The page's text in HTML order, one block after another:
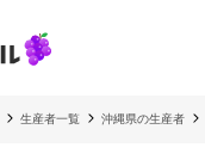
生産者一覧 沖縄県の生産者